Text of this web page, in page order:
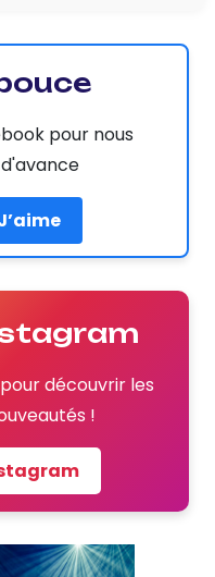
pour nous
découvrir les
!